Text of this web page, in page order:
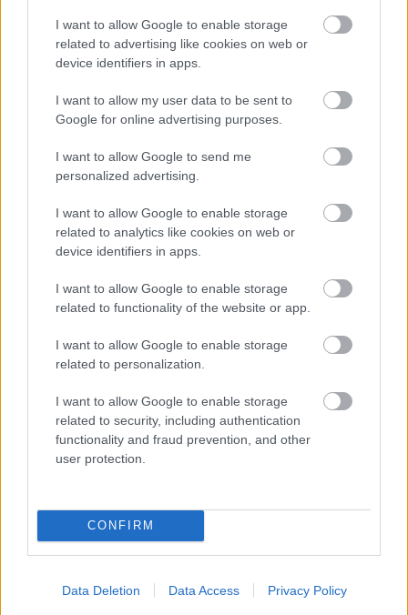
I want to allow Google to enable storage
related to advertising like cookies on web or
device identifiers in apps.
I want to allow my user data to be sent to
Google for online advertising purposes.
I want to allow Google to send me
personalized advertising.
I want to allow Google to enable storage
related to analytics like cookies on web or
device identifiers in apps.
I want to allow Google to enable storage
related to functionality of the website or app.
I want to allow Google to enable storage
related to personalization.
I want to allow Google to enable storage
related to security, including authentication
functionality and fraud prevention, and other
user protection.
CONFIRM
Data Deletion Data Access Privacy Policy
μέχρι σήμερα δεν έχει σταματήσει να μεγαλώνει.
Αμετανόητα περίεργη, θα πάει με την ίδια ευκολία σε
συνοικιακά κουτούκια και σε τρέντι μπαρ, και θα σου μιλήσει
με τον ίδιο ενθουσιασμό για τα ταξίδια της, τα νέα της
ημέρας, τα θέατρα της πόλης, τις παλαβομάρες του ίντερνετ
πως μόνο ό,τι αξίζει γίνεται byte.
Διαβάστε επίσης
Η κάποτε ισχυρή αυτοκινητοβιομηχανία της
για να διορθωθεί;